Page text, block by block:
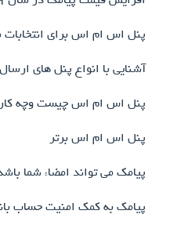
پنل اس ام اس برای انتخابات
آشنایی با انواع پنل های
پنل اس ام اس چیست وچه
پنل اس ام اس برتر
پیامک می تواند امضاء شما
پیامک به کمک امنیت حساب